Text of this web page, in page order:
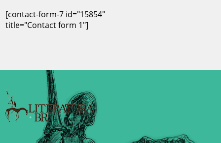
[contact-form-7 id="15854"
title="Contact form 1"]